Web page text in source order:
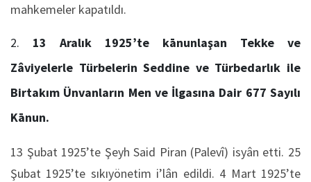
mahkemeler kapatıldı.
13 Aralık 1925’te kānunlaşan Tekke ve
Zâviyelerle Türbelerin Seddine ve Türbedarlık ile
Birtakım Ünvanların Men ve İlgasına Dair 677 Sayılı
Kānun.
13 Şubat 1925’te Şeyh Said Piran (Palevî) isyân etti. 25
Şubat 1925’te sıkıyönetim i’lân edildi. 4 Mart 1925’te